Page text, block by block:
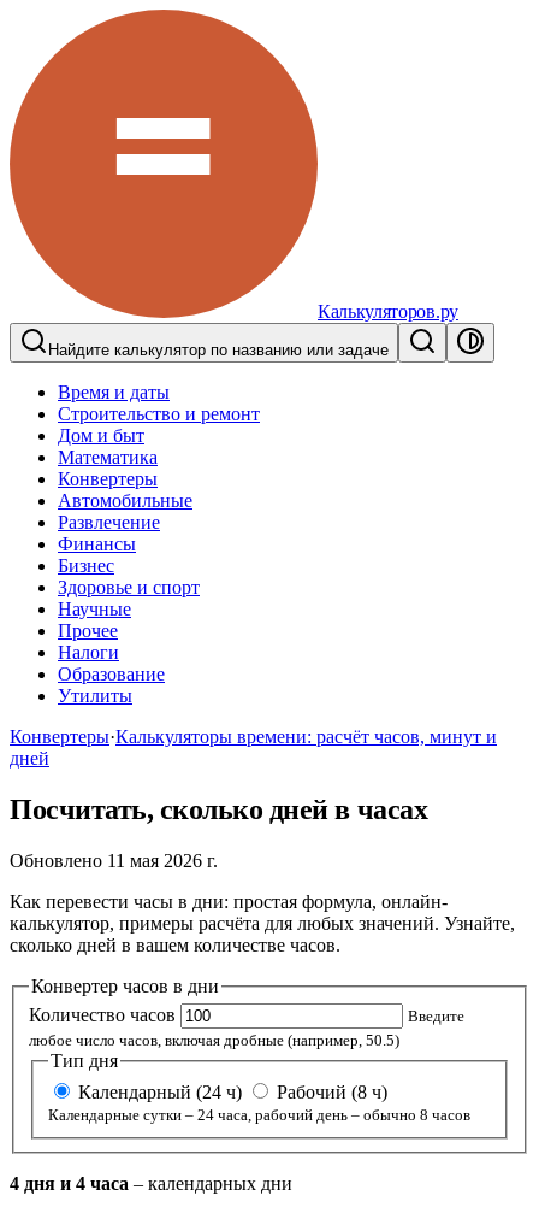
Калькуляторов.ру
Найдите калькулятор по названию или задаче
Время и даты
Строительство и ремонт
Дом и быт
Математика
Конвертеры
Автомобильные
Развлечение
Финансы
Бизнес
Здоровье и спорт
Научные
Прочее
Налоги
Образование
Утилиты
Конвертеры·Калькуляторы времени: расчёт часов, минут и
дней
Посчитать, сколько дней в часах
Обновлено 11 мая 2026 г.
Как перевести часы в дни: простая формула, онлайн-
калькулятор, примеры расчёта для любых значений. Узнайте,
сколько дней в вашем количестве часов.
Конвертер часов в дни
Количество часов
Введите
любое число часов, включая дробные (например, 50.5)
Тип дня
Календарный (24 ч)
Рабочий (8 ч)
Календарные сутки – 24 часа, рабочий день – обычно 8 часов
4 дня и 4 часа – календарных дни